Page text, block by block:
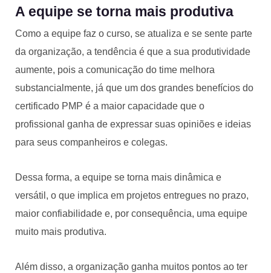
A equipe se torna mais produtiva
Como a equipe faz o curso, se atualiza e se sente parte
da organização, a tendência é que a sua produtividade
aumente, pois a comunicação do time melhora
substancialmente, já que um dos grandes benefícios do
certificado PMP é a maior capacidade que o
profissional ganha de expressar suas opiniões e ideias
para seus companheiros e colegas.
Dessa forma, a equipe se torna mais dinâmica e
versátil, o que implica em projetos entregues no prazo,
maior confiabilidade e, por consequência, uma equipe
muito mais produtiva.
Além disso, a organização ganha muitos pontos ao ter